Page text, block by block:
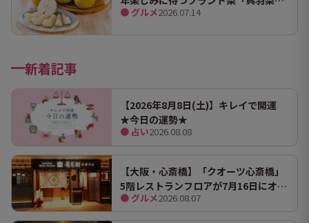
（幸水）」限定100箱を特別販売！
● グルメ2026.07.14
新着記事
【2026年8月8日(土)】キレイで開運
★今日の運勢★
● 占い2026.08.08
【大阪・心斎橋】「クオーツ心斎橋」
5階レストランフロアが7月16日にオー
プン！ 全国初・関西初出店を含む多彩
な9店舗
● グルメ2026.08.07